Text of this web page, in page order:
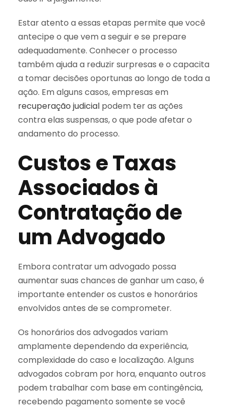
Estar atento a essas etapas permite que você
antecipe o que vem a seguir e se prepare
adequadamente. Conhecer o processo
também ajuda a reduzir surpresas e o capacita
a tomar decisões oportunas ao longo de toda a
ação. Em alguns casos, empresas em
recuperação judicial podem ter as ações
contra elas suspensas, o que pode afetar o
andamento do processo.
Custos e Taxas
Associados à
Contratação de
um Advogado
Embora contratar um advogado possa
aumentar suas chances de ganhar um caso, é
importante entender os custos e honorários
envolvidos antes de se comprometer.
Os honorários dos advogados variam
amplamente dependendo da experiência,
complexidade do caso e localização. Alguns
advogados cobram por hora, enquanto outros
podem trabalhar com base em contingência,
recebendo pagamento somente se você